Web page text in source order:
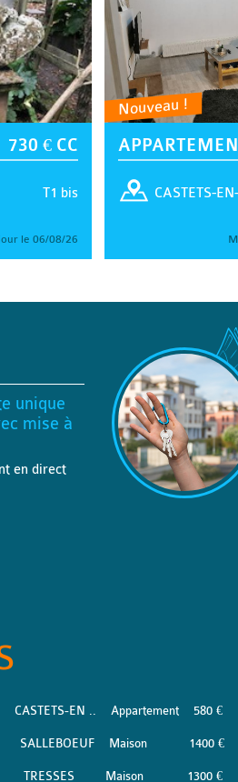
730 € CC
T1 bis
le 06/08/26
Nouveau !
CASTETS-
unique
mise à
en direct
CASTETS-EN .. Appartement 580 €
SALLEBOEUF Maison 1400 €
TRESSES Maison 1300 €